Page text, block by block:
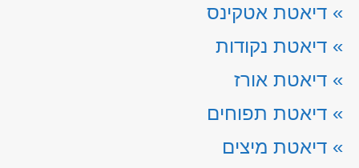
» דיאטת אטקינס
» דיאטת נקודות
» דיאטת אורז
» דיאטת תפוחים
» דיאטת מיצים